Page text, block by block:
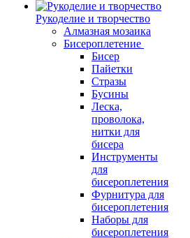
Рукоделие и творчество
Алмазная мозаика
Бисероплетение
Бисер
Пайетки
Стразы
Бусины
Леска,
проволока,
нитки для
бисера
Инструменты
для
бисероплетения
Фурнитура для
бисероплетения
Наборы для
бисероплетения